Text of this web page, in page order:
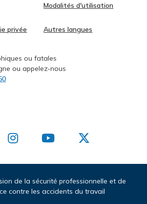
Modalités d'utilisation
privée Autres langues
ou fatales
ou appelez-nous
de la sécurité professionnelle et de
contre les accidents du travail